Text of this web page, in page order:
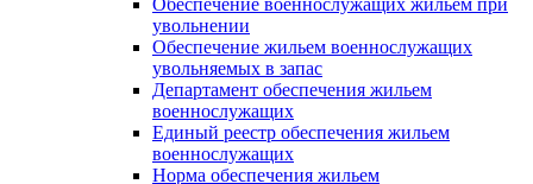
Обеспечение военнослужащих жильем при
увольнении
Обеспечение жильем военнослужащих
увольняемых в запас
Департамент обеспечения жильем
военнослужащих
Единый реестр обеспечения жильем
военнослужащих
Норма обеспечения жильем